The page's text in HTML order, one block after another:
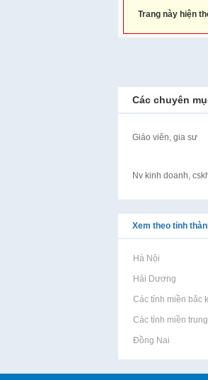
Trang này hiện
Các chuyên
Giáo viên, gia sư
Nv kinh doanh,
Xem theo tỉnh
Rao vặt tại Hà Nội
Rao vặt tại Hải Dương
Rao vặt tại Các tỉnh miền bắc
Rao vặt tại Các tỉnh miền
Rao vặt tại Đồng Nai